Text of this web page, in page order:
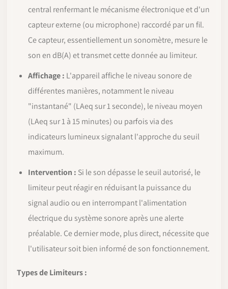
central renfermant le mécanisme électronique et d'un
capteur externe (ou microphone) raccordé par un fil.
Ce capteur, essentiellement un sonomètre, mesure le
son en dB(A) et transmet cette donnée au limiteur.
Affichage : L'appareil affiche le niveau sonore de
différentes manières, notamment le niveau
"instantané" (LAeq sur 1 seconde), le niveau moyen
(LAeq sur 1 à 15 minutes) ou parfois via des
indicateurs lumineux signalant l'approche du seuil
maximum.
Intervention : Si le son dépasse le seuil autorisé, le
limiteur peut réagir en réduisant la puissance du
signal audio ou en interrompant l'alimentation
électrique du système sonore après une alerte
préalable. Ce dernier mode, plus direct, nécessite que
l'utilisateur soit bien informé de son fonctionnement.
Types de Limiteurs :